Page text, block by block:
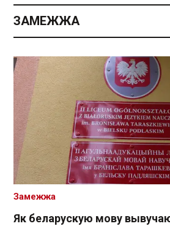
ЗАМЕЖЖА
Як беларускую мову
Замежжа